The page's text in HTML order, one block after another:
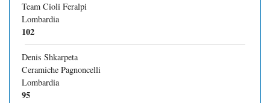
Team Cioli Feralpi
Lombardia
102
Denis Shkarpeta
Ceramiche Pagnoncelli
Lombardia
95